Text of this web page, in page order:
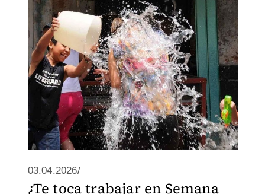
03.04.2026/
¿Te toca trabajar en Semana